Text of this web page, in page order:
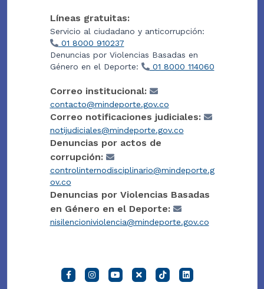
Líneas gratuitas:
Servicio al ciudadano y anticorrupción:
01 8000 910237
Denuncias por Violencias Basadas en
Género en el Deporte:
01 8000 114060
Correo institucional:
contacto@mindeporte.gov.co
Correo notificaciones judiciales:
notijudiciales@mindeporte.gov.co
Denuncias por actos de
corrupción:
controlinternodisciplinario@mindeporte.g
ov.co
Denuncias por Violencias Basadas
en Género en el Deporte:
nisilencioniviolencia@mindeporte.gov.co